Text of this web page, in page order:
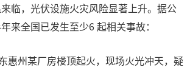
临，光伏设施火灾风险显著上升。据公
来全国已发生至少6 起相关事故：
惠州某厂房楼顶起火，现场火光冲天，疑